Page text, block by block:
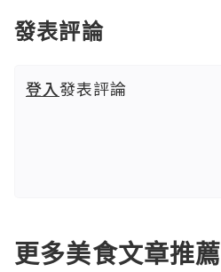
發表評論
登入發表評論
更多美食文章推薦